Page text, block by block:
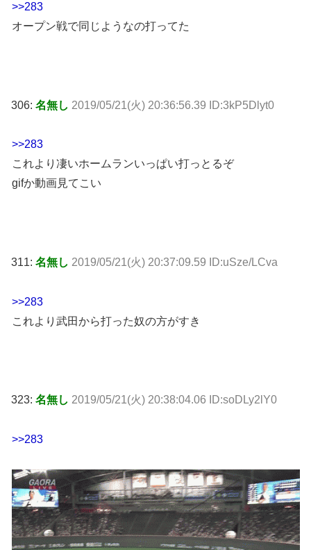
>>283
オープン戦で同じようなの打ってた
306: 名無し 2019/05/21(火) 20:36:56.39 ID:3kP5Dlyt0
>>283
これより凄いホームランいっぱい打っとるぞ
gifか動画見てこい
311: 名無し 2019/05/21(火) 20:37:09.59 ID:uSze/LCva
>>283
これより武田から打った奴の方がすき
323: 名無し 2019/05/21(火) 20:38:04.06 ID:soDLy2lY0
>>283